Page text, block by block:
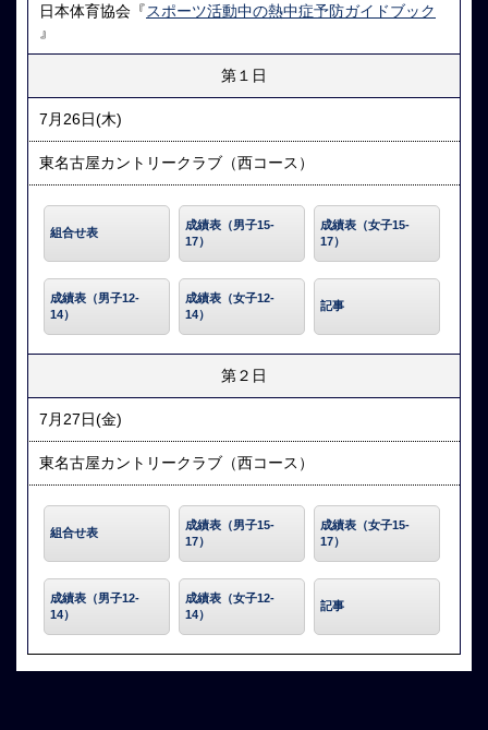
日本体育協会『スポーツ活動中の熱中症予防ガイドブック
』
第１日
7月26日(木)
東名古屋カントリークラブ（西コース）
組合せ表
成績表（男子15-
17）
成績表（女子15-
17）
成績表（男子12-
14）
成績表（女子12-
14）
記事
第２日
7月27日(金)
東名古屋カントリークラブ（西コース）
組合せ表
成績表（男子15-
17）
成績表（女子15-
17）
成績表（男子12-
14）
成績表（女子12-
14）
記事